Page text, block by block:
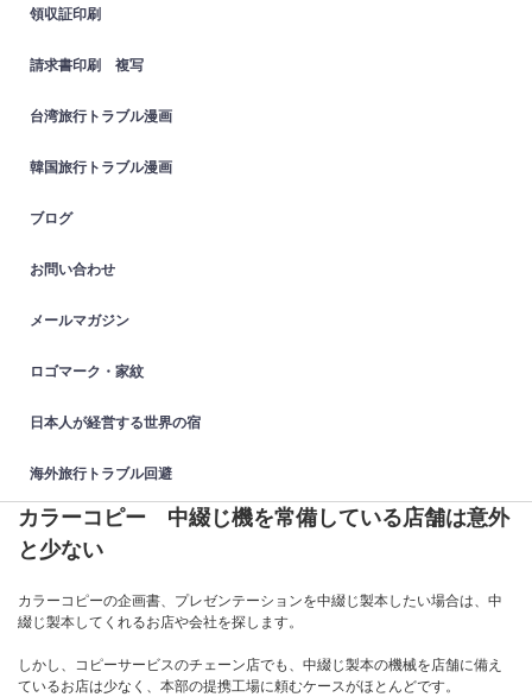
領収証印刷
請求書印刷 複写
台湾旅行トラブル漫画
韓国旅行トラブル漫画
ブログ
お問い合わせ
メールマガジン
ロゴマーク・家紋
日本人が経営する世界の宿
海外旅行トラブル回避
カラーコピー 中綴じ機を常備している店舗は意外
と少ない
カラーコピーの企画書、プレゼンテーションを中綴じ製本したい場合は、中
綴じ製本してくれるお店や会社を探します。
しかし、コピーサービスのチェーン店でも、中綴じ製本の機械を店舗に備え
ているお店は少なく、本部の提携工場に頼むケースがほとんどです。